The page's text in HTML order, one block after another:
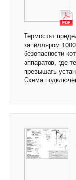
Термостат
капилляром
безопасности
аппаратов, где
превышать
Схема